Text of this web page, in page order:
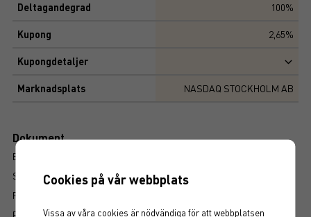
Deltagandegrad 100%
Kupong 2,65%
Kupongdetaljer
Marknadsplats NASDAQ STOCKHOLM AB
Dokument
BROSCHYR
SLUTLIGA VILLKOR
PROSPEKT
FAKTABLAD
Cookies på vår webbplats
Vissa av våra cookies är nödvändiga för att webbplatsen